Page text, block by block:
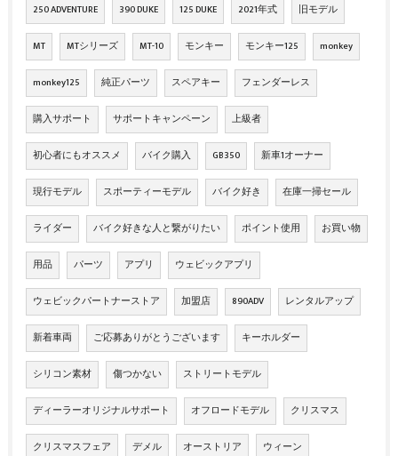
250 ADVENTURE 390 DUKE 125 DUKE 2021年式 旧モデル
MT MTシリーズ MT-10 モンキー モンキー125 monkey
monkey125 純正パーツ スペアキー フェンダーレス
購入サポート サポートキャンペーン 上級者
初心者にもオススメ バイク購入 GB350 新車1オーナー
現行モデル スポーティーモデル バイク好き 在庫一掃セール
ライダー バイク好きな人と繋がりたい ポイント使用 お買い物
用品 パーツ アプリ ウェビックアプリ
ウェビックパートナーストア 加盟店 890ADV レンタルアップ
新着車両 ご応募ありがとうございます キーホルダー
シリコン素材 傷つかない ストリートモデル
ディーラーオリジナルサポート オフロードモデル クリスマス
クリスマスフェア デメル オーストリア ウィーン